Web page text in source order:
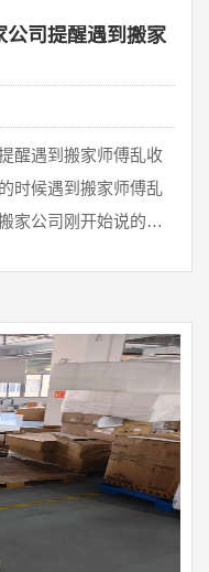
公司提醒遇到搬家
醒遇到搬家师傅乱收
时候遇到搬家师傅乱
家公司刚开始说的价
司给出的报价是根据
中，用户可能会忘记
说，当大件物品有很
加。如果增加搬家时